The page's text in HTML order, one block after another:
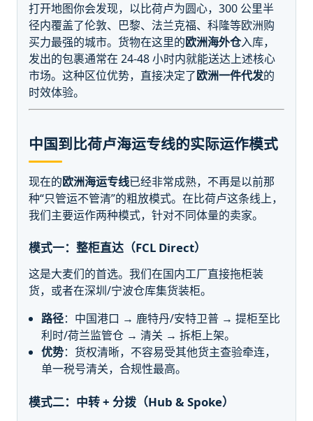
打开地图你会发现，以比荷卢为圆心，300 公里半
径内覆盖了伦敦、巴黎、法兰克福、科隆等欧洲购
买力最强的城市。货物在这里的欧洲海外仓入库，
发出的包裹通常在 24-48 小时内就能送达上述核心
市场。这种区位优势，直接决定了欧洲一件代发的
时效体验。
中国到比荷卢海运专线的实际运作模式
现在的欧洲海运专线已经非常成熟，不再是以前那
种“只管运不管清”的粗放模式。在比荷卢这条线上，
我们主要运作两种模式，针对不同体量的卖家。
模式一：整柜直达（FCL Direct）
这是大麦们的首选。我们在国内工厂直接拖柜装
货，或者在深圳/宁波仓库集货装柜。
路径：中国港口 → 鹿特丹/安特卫普 → 提柜至比
利时/荷兰监管仓 → 清关 → 拆柜上架。
优势：货权清晰，不容易受其他货主查验牵连，
单一税号清关，合规性最高。
模式二：中转 + 分拨（Hub & Spoke）